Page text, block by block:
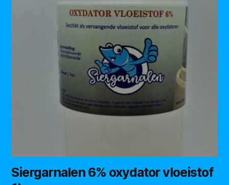
Siergarnalen 6% oxydator vloeistof